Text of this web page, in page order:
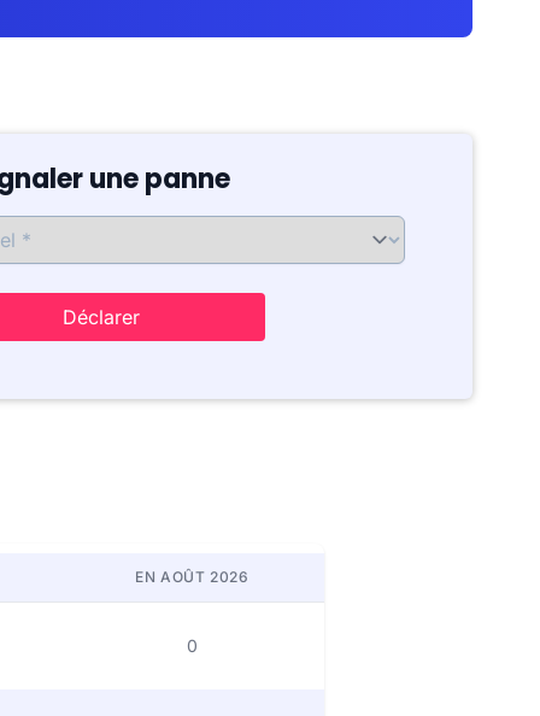
une panne
Déclarer
EN AOÛT 2026
0